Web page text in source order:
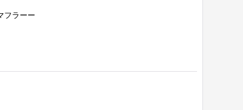
ucchoppers.ocnk.net/product/282
フラーー